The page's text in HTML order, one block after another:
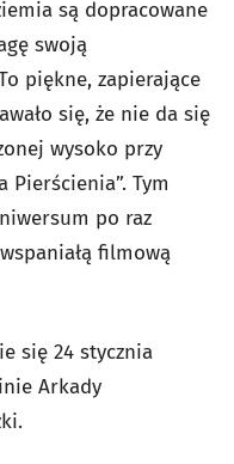
są dopracowane
swoją
piękne, zapierające
się, że nie da się
wysoko przy
Pierścienia”. Tym
po raz
filmową
się 24 stycznia
Arkady